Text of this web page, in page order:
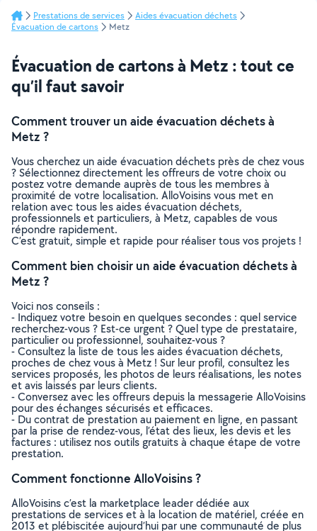
Prestations de services
Aides évacuation déchets
Évacuation de cartons
Metz
Évacuation de cartons à Metz : tout ce
qu’il faut savoir
Comment trouver un aide évacuation déchets à
Metz ?
Vous cherchez un aide évacuation déchets près de chez vous
? Sélectionnez directement les offreurs de votre choix ou
postez votre demande auprès de tous les membres à
proximité de votre localisation. AlloVoisins vous met en
relation avec tous les aides évacuation déchets,
professionnels et particuliers, à Metz, capables de vous
répondre rapidement.
C’est gratuit, simple et rapide pour réaliser tous vos projets !
Comment bien choisir un aide évacuation déchets à
Metz ?
Voici nos conseils :
- Indiquez votre besoin en quelques secondes : quel service
recherchez-vous ? Est-ce urgent ? Quel type de prestataire,
particulier ou professionnel, souhaitez-vous ?
- Consultez la liste de tous les aides évacuation déchets,
proches de chez vous à Metz ! Sur leur profil, consultez les
services proposés, les photos de leurs réalisations, les notes
et avis laissés par leurs clients.
- Conversez avec les offreurs depuis la messagerie AlloVoisins
pour des échanges sécurisés et efficaces.
- Du contrat de prestation au paiement en ligne, en passant
par la prise de rendez-vous, l’état des lieux, les devis et les
factures : utilisez nos outils gratuits à chaque étape de votre
prestation.
Comment fonctionne AlloVoisins ?
AlloVoisins c’est la marketplace leader dédiée aux
prestations de services et à la location de matériel, créée en
2013 et plébiscitée aujourd’hui par une communauté de plus